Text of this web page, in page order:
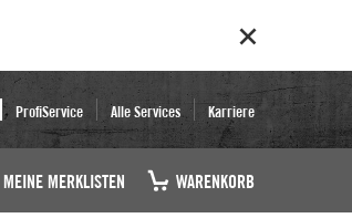
ProfiService Alle Services Karriere
MEINE MERKLISTEN WARENKORB